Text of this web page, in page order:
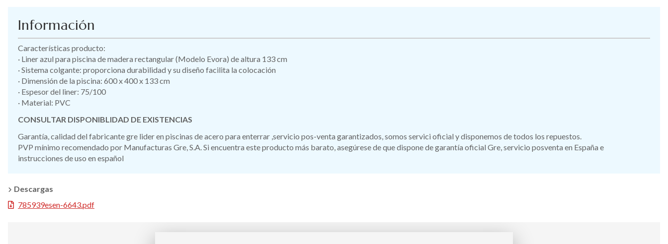
Información
Características producto:
· Liner azul para piscina de madera rectangular (Modelo Evora) de altura 133 cm
· Sistema colgante: proporciona durabilidad y su diseño facilita la colocación
· Dimensión de la piscina: 600 x 400 x 133 cm
· Espesor del liner: 75/100
· Material: PVC
CONSULTAR DISPONIBLIDAD DE EXISTENCIAS
Garantía, calidad del fabricante gre lider en piscinas de acero para enterrar ,servicio pos-venta garantizados, somos servici oficial y disponemos de todos los repuestos.
PVP mínimo recomendado por Manufacturas Gre, S.A. Si encuentra este producto más barato, asegúrese de que dispone de garantía oficial Gre, servicio posventa en España e
instrucciones de uso en español
Descargas
785939esen-6643.pdf